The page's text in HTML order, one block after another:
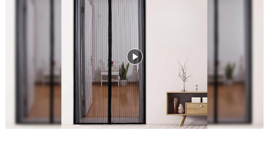
Bahan Kuat dan Tahan Lama
Menggunakan material polyester berkualitas yang tidak mudah
robek atau pudar dalam jangka waktu yang lama. Pemasangannya
bukan lagi menggunakan lem, melainkan paku payung yang
tersedia dalam 1 paket pembelian.
Beragam Varian Ukuran
Dengan harga yang ekonomis, Anda bebas memilih berbagai
ukuran tirai sesuai dengan ukuran pintu di rumah Anda. Tersedia 8
varian dimensi serta 3 pilihan warna, yaitu hitam, cokelat, dan putih,
yang dapat disesuaikan dengan kebutuhan Anda. Pastikan untuk